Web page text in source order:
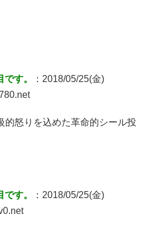
す。
：2018/05/25(金)
的怒りを込めた革命的シール投
す。
：2018/05/25(金)